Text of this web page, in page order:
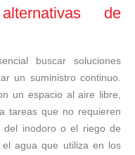
de
buscar soluciones
un suministro continuo.
un espacio al aire libre,
tareas que no requieren
del inodoro o el riego de
el agua que utiliza en los